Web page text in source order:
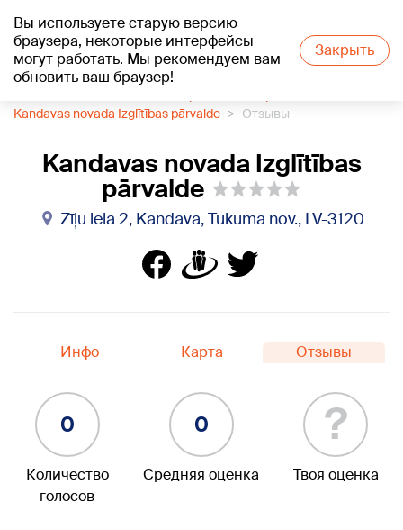
Вы используете старую версию
браузера, некоторые интерфейсы
могут работать. Мы рекомендуем вам
обновить ваш браузер!
Закрыть
+17°C
Kandavas novada Izglītības pārvalde
Отзывы
Kandavas novada Izglītības
pārvalde
Zīļu iela 2, Kandava, Tukuma nov., LV-3120
Инфо Карта Отзывы
0
Количество
голосов
0
Средняя оценка
?
Твоя оценка